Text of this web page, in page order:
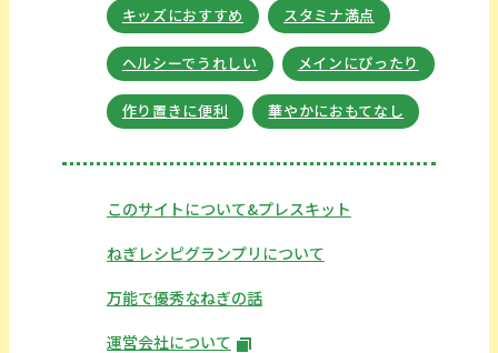
キッズにおすすめ スタミナ満点
ヘルシーでうれしい メインにぴったり
作り置きに便利 華やかにおもてなし
このサイトについて&プレスキット
ねぎレシピグランプリについて
万能で優秀なねぎの話
運営会社について